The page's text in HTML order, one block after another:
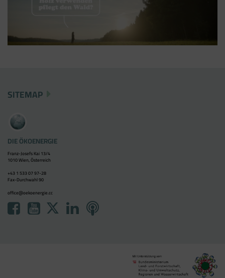
SITEMAP
DIE ÖKOENERGIE
Franz-Josefs Kai 13/4
1010 Wien, Österreich
+43 1 533 07 97-28
Fax-Durchwahl 90
office@oekoenergie.cc